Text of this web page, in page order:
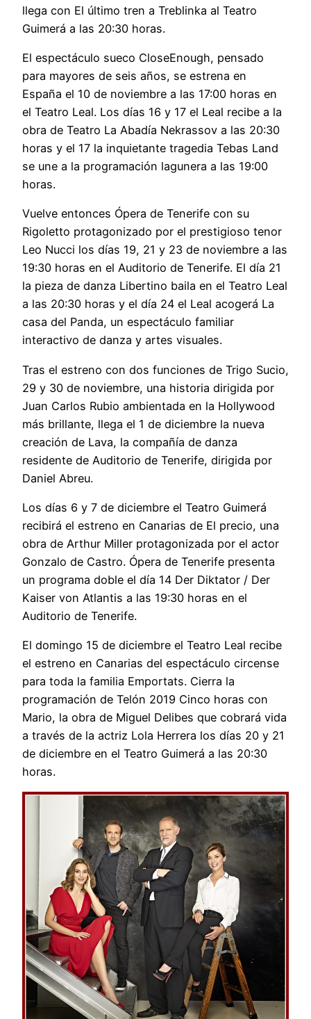
llega con El último tren a Treblinka al Teatro
Guimerá a las 20:30 horas.
El espectáculo sueco CloseEnough, pensado
para mayores de seis años, se estrena en
España el 10 de noviembre a las 17:00 horas en
el Teatro Leal. Los días 16 y 17 el Leal recibe a la
obra de Teatro La Abadía Nekrassov a las 20:30
horas y el 17 la inquietante tragedia Tebas Land
se une a la programación lagunera a las 19:00
horas.
Vuelve entonces Ópera de Tenerife con su
Rigoletto protagonizado por el prestigioso tenor
Leo Nucci los días 19, 21 y 23 de noviembre a las
19:30 horas en el Auditorio de Tenerife. El día 21
la pieza de danza Libertino baila en el Teatro Leal
a las 20:30 horas y el día 24 el Leal acogerá La
casa del Panda, un espectáculo familiar
interactivo de danza y artes visuales.
Tras el estreno con dos funciones de Trigo Sucio,
29 y 30 de noviembre, una historia dirigida por
Juan Carlos Rubio ambientada en la Hollywood
más brillante, llega el 1 de diciembre la nueva
creación de Lava, la compañía de danza
residente de Auditorio de Tenerife, dirigida por
Daniel Abreu.
Los días 6 y 7 de diciembre el Teatro Guimerá
recibirá el estreno en Canarias de El precio, una
obra de Arthur Miller protagonizada por el actor
Gonzalo de Castro. Ópera de Tenerife presenta
un programa doble el día 14 Der Diktator / Der
Kaiser von Atlantis a las 19:30 horas en el
Auditorio de Tenerife.
El domingo 15 de diciembre el Teatro Leal recibe
el estreno en Canarias del espectáculo circense
para toda la familia Emportats. Cierra la
programación de Telón 2019 Cinco horas con
Mario, la obra de Miguel Delibes que cobrará vida
a través de la actriz Lola Herrera los días 20 y 21
de diciembre en el Teatro Guimerá a las 20:30
horas.